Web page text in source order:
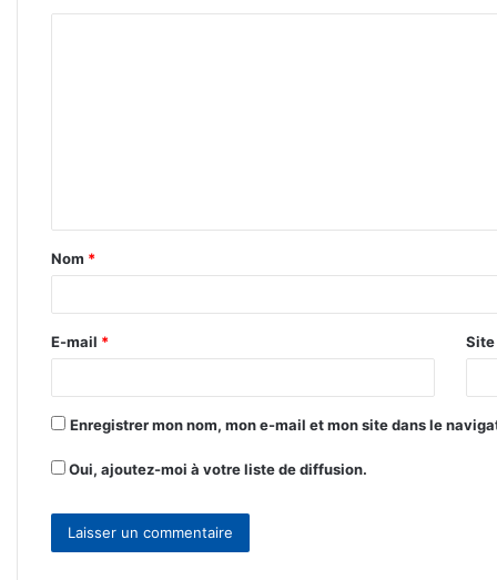
t
a
e
*
Nom *
E-mail *
Enregistrer mon nom, mon e-mail et mon site dans le
Oui, ajoutez-moi à votre liste de diffusion.